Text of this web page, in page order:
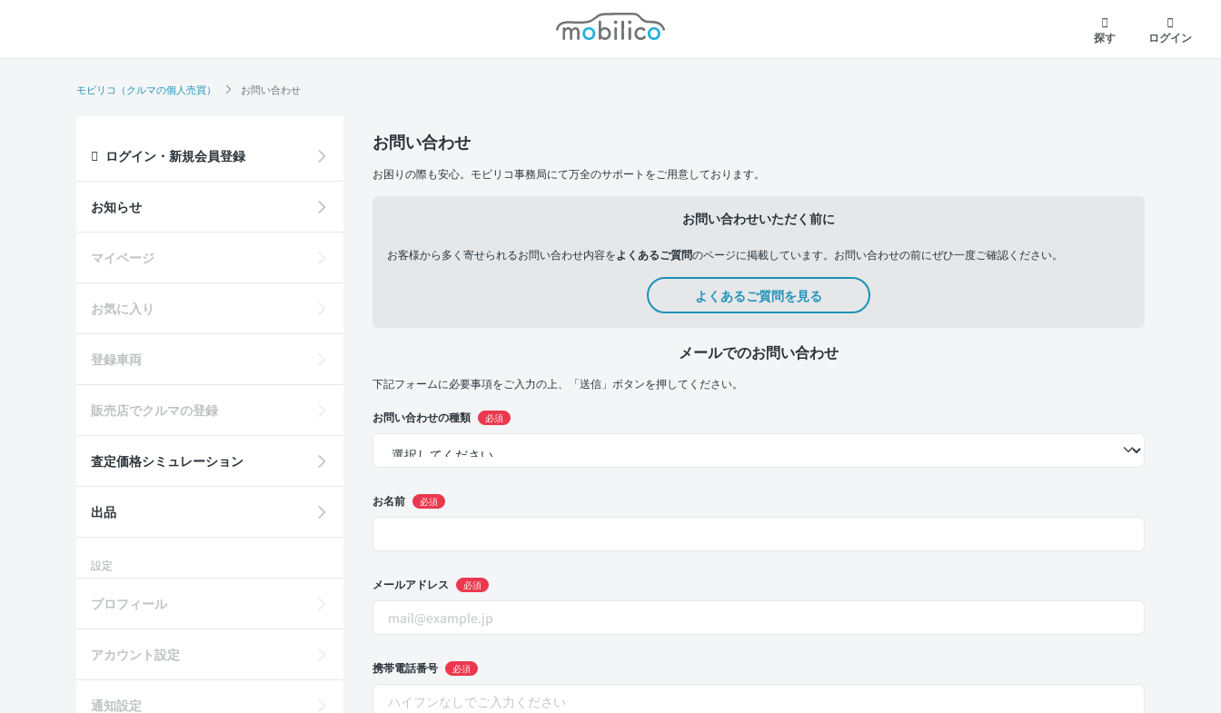
モビリコ
探す
ログイン
モビリコ（クルマの個人売買） お問い合わせ
お問い合わせ
お困りの際も安心。モビリコ事務局にて万全のサポートをご用意しております。
お問い合わせいただく前に
お客様から多く寄せられるお問い合わせ内容をよくあるご質問のページに掲載しています。お問い合わせの前にぜひ一度ご確認ください。
よくあるご質問を見る
メールでのお問い合わせ
下記フォームに必要事項をご入力の上、「送信」ボタンを押してください。
お問い合わせの種類 必須
お名前 必須
メールアドレス 必須
携帯電話番号 必須
ログイン・新規会員登録
お知らせ
マイページ
お気に入り
登録車両
販売店でクルマの登録
査定価格シミュレーション
出品
設定
プロフィール
アカウント設定
通知設定